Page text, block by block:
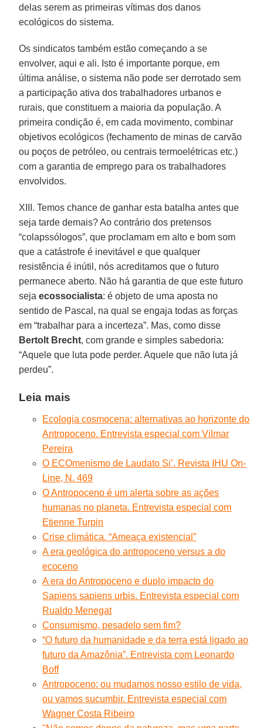
delas serem as primeiras vítimas dos danos
ecológicos do sistema.
Os sindicatos também estão começando a se
envolver, aqui e ali. Isto é importante porque, em
última análise, o sistema não pode ser derrotado sem
a participação ativa dos trabalhadores urbanos e
rurais, que constituem a maioria da população. A
primeira condição é, em cada movimento, combinar
objetivos ecológicos (fechamento de minas de carvão
ou poços de petróleo, ou centrais termoelétricas etc.)
com a garantia de emprego para os trabalhadores
envolvidos.
XIII. Temos chance de ganhar esta batalha antes que
seja tarde demais? Ao contrário dos pretensos
“colapssólogos”, que proclamam em alto e bom som
que a catástrofe é inevitável e que qualquer
resistência é inútil, nós acreditamos que o futuro
permanece aberto. Não há garantia de que este futuro
sejaecossocialista: é objeto de uma aposta no
sentido de Pascal, na qual se engaja todas as forças
em “trabalhar para a incerteza”. Mas, como disse
Bertolt Brecht, com grande e simples sabedoria:
“Aquele que luta pode perder. Aquele que não luta já
perdeu”.
Leia mais
Ecologia cosmocena: alternativas ao horizonte do
Antropoceno. Entrevista especial com Vilmar
Pereira
O ECOmenismo de Laudato Si’. Revista IHU On-
Line, N. 469
O Antropoceno é um alerta sobre as ações
humanas no planeta. Entrevista especial com
Etienne Turpin
Crise climática. “Ameaça existencial”
A era geológica do antropoceno versus a do
ecoceno
A era do Antropoceno e duplo impacto do
Sapiens sapiens urbis. Entrevista especial com
Rualdo Menegat
Consumismo, pesadelo sem fim?
“O futuro da humanidade e da terra está ligado ao
futuro da Amazônia”. Entrevista com Leonardo
Boff
Antropoceno: ou mudamos nosso estilo de vida,
ou vamos sucumbir. Entrevista especial com
Wagner Costa Ribeiro